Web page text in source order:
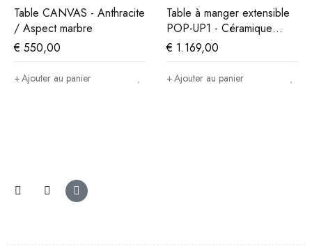
Table CANVAS - Anthracite
/ Aspect marbre
€ 550,00
Ajouter au panier
Table à manger extensible
POP-UP1 - Céramique
noire
€ 1.169,00
Ajouter au panier